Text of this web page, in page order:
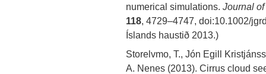
numerical simulations. Journal
118 , 4729–4747, doi:10.1002/
Íslands haustið 2013.)
Storelvmo, T., Jón Egill
A. Nenes (2013). Cirrus cloud